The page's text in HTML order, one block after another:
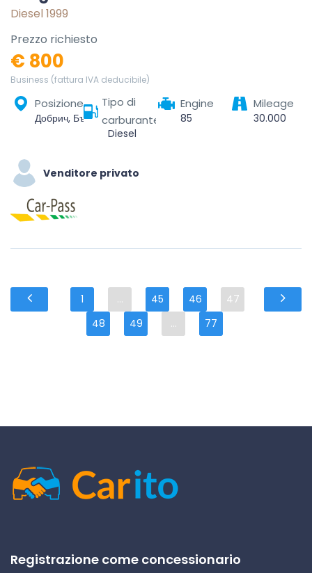
Diesel 1999
Prezzo richiesto
€ 800
Business (fattura IVA deducibile)
Posizione
Добрич, България
Tipo di
carburante
Diesel
Engine
85
Mileage
30.000
Venditore privato
1 ... 45 46
47
48
49 ... 77
Registrazione come concessionario